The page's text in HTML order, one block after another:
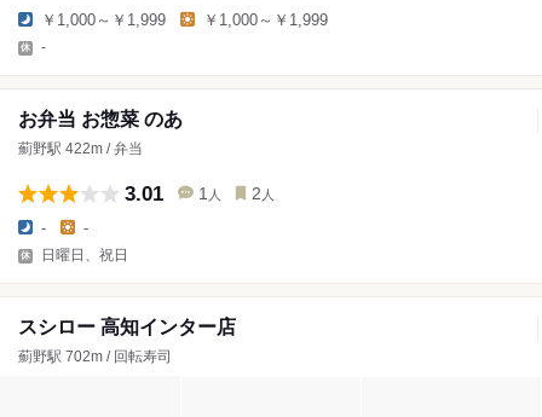
￥1,000～￥1,999 ￥1,000～￥1,999
-
お弁当 お惣菜 のあ
薊野駅 422m / 弁当
3.01 1 人 2 人
- -
日曜日、祝日
スシロー 高知インター店
薊野駅 702m / 回転寿司